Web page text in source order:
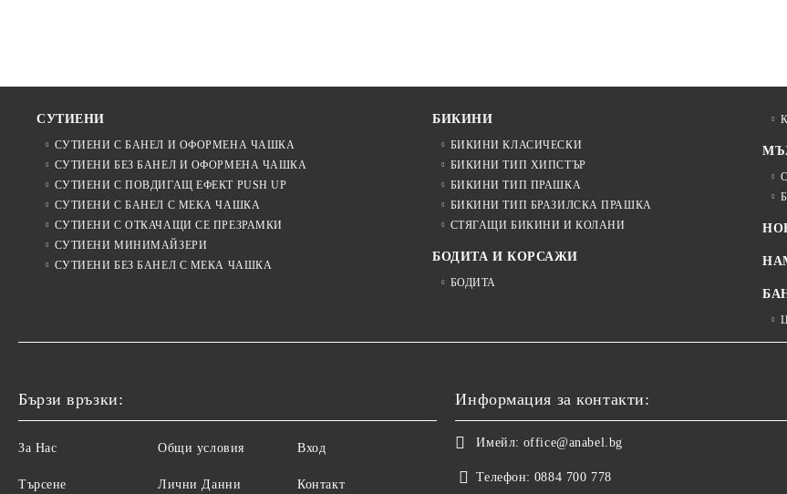
СУТИЕНИ
СУТИЕНИ С БАНЕЛ И ОФОРМЕНА ЧАШКА
СУТИЕНИ БЕЗ БАНЕЛ И ОФОРМЕНА ЧАШКА
СУТИЕНИ С ПОВДИГАЩ ЕФЕКТ PUSH UP
СУТИЕНИ С БАНЕЛ С МЕКА ЧАШКА
СУТИЕНИ С ОТКАЧАЩИ СЕ ПРЕЗРАМКИ
СУТИЕНИ МИНИМАЙЗЕРИ
СУТИЕНИ БЕЗ БАНЕЛ С МЕКА ЧАШКА
БИКИНИ
БИКИНИ КЛАСИЧЕСКИ
БИКИНИ ТИП ХИПСТЪР
БИКИНИ ТИП ПРАШКА
БИКИНИ ТИП БРАЗИЛСКА ПРАШКА
СТЯГАЩИ БИКИНИ И КОЛАНИ
БОДИТА И КОРСАЖИ
БОДИТА
Бързи връзки:
За Нас
Търсене
Общи условия
Лични Данни
Вход
Контакт
Информация за контакти:
Имейл: office@anabel.bg
Телефон: 0884 700 778